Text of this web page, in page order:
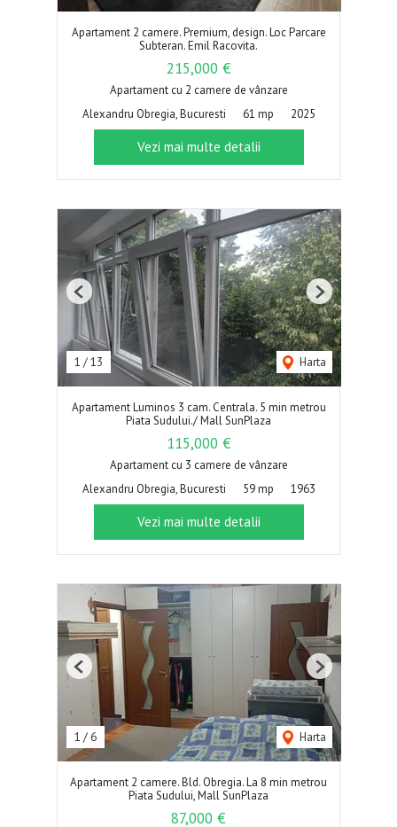
Apartament 2 camere. Premium, design. Loc Parcare
Subteran. Emil Racovita.
215,000 €
Apartament cu 2 camere de vânzare
Alexandru Obregia, Bucuresti
61 mp 2025
Vezi mai multe detalii
1 /13 Harta
Previous Next
Apartament Luminos 3 cam. Centrala. 5 min metrou
Piata Sudului./ Mall SunPlaza
115,000 €
Apartament cu 3 camere de vânzare
Alexandru Obregia, Bucuresti
59 mp 1963
Vezi mai multe detalii
1 / 6 Harta
Previous Next
Apartament 2 camere. Bld. Obregia. La 8 min metrou
Piata Sudului, Mall SunPlaza
87,000 €